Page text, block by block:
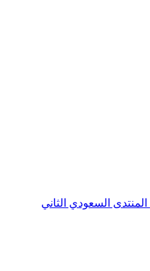
المنتدى السعودي الثاني